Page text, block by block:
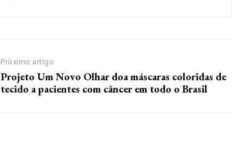
Próximo artigo
Projeto Um Novo Olhar doa máscaras coloridas de
tecido a pacientes com câncer em todo o Brasil